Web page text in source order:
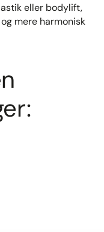
eller bodylift,
mere harmonisk